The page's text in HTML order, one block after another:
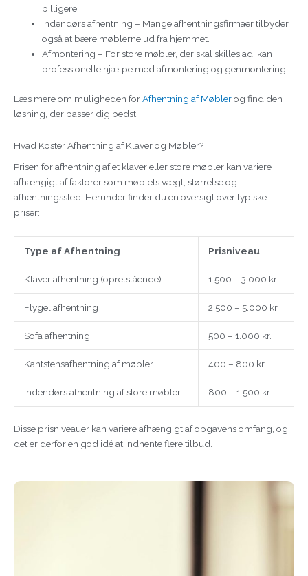
billigere.
Indendørs afhentning – Mange afhentningsfirmaer tilbyder
også at bære møblerne ud fra hjemmet.
Afmontering – For store møbler, der skal skilles ad, kan
professionelle hjælpe med afmontering og genmontering.
Læs mere om muligheden forAfhentning af Møblerog find den
løsning, der passer dig bedst.
Hvad Koster Afhentning af Klaver og Møbler?
Prisen for afhentning af et klaver eller store møbler kan variere
afhængigt af faktorer som møblets vægt, størrelse og
afhentningssted. Herunder finder du en oversigt over typiske
priser:
Type af Afhentning Prisniveau
Klaver afhentning (opretstående) 1.500 – 3.000 kr.
Flygel afhentning 2.500 – 5.000 kr.
Sofa afhentning 500 – 1.000 kr.
Kantstensafhentning af møbler 400 – 800 kr.
Indendørs afhentning af store møbler 800 – 1.500 kr.
Disse prisniveauer kan variere afhængigt af opgavens omfang, og
det er derfor en god idé at indhente flere tilbud.